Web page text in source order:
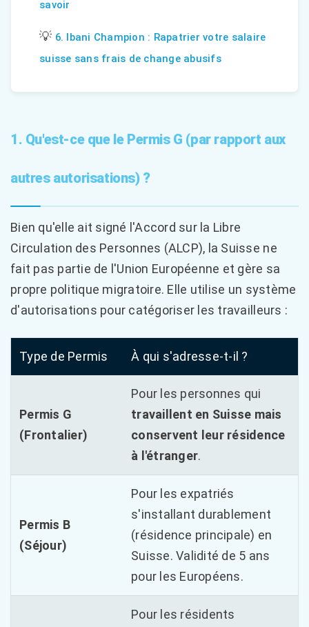
savoir
💡 6. Ibani Champion : Rapatrier votre salaire
suisse sans frais de change abusifs
1. Qu'est-ce que le Permis G (par rapport aux
autres autorisations) ?
Bien qu'elle ait signé l'Accord sur la Libre
Circulation des Personnes (ALCP), la Suisse ne
fait pas partie de l'Union Européenne et gère sa
propre politique migratoire. Elle utilise un système
d'autorisations pour catégoriser les travailleurs :
Type de Permis À qui s'adresse-t-il ?
Permis G
(Frontalier)
Pour les personnes qui
travaillent en Suisse mais
conservent leur résidence
à l'étranger.
Permis B
(Séjour)
Pour les expatriés
s'installant durablement
(résidence principale) en
Suisse. Validité de 5 ans
pour les Européens.
Pour les résidents